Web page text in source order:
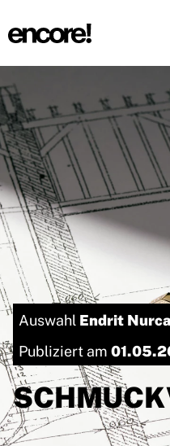
FR
Auswahl Endrit
Publiziert am